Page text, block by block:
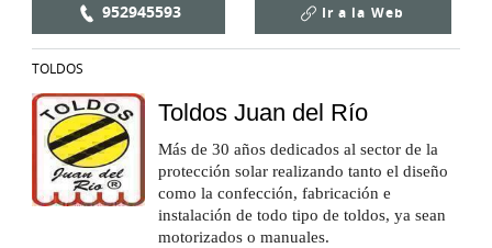
952945593 Ir a la Web
TOLDOS
Toldos Juan del Río
Más de 30 años dedicados al sector de la
protección solar realizando tanto el diseño
como la confección, fabricación e
instalación de todo tipo de toldos, ya sean
motorizados o manuales.